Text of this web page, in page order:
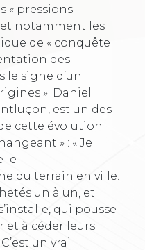
« pressions
et notamment les
de « conquête
des
le signe d’un
». Daniel
est un des
cette évolution
» : « Je
le
du terrain en ville.
un à un, et
qui pousse
et à céder leurs
un vrai